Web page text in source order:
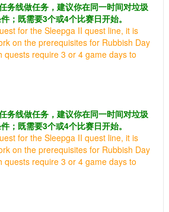
务线做任务，建议你在同一时间对垃圾
；既需要3个或4个比赛日开始。
for the Sleepga II quest line, it is
on the prerequisites for Rubbish Day
quests require 3 or 4 game days to
务线做任务，建议你在同一时间对垃圾
；既需要3个或4个比赛日开始。
for the Sleepga II quest line, it is
on the prerequisites for Rubbish Day
quests require 3 or 4 game days to